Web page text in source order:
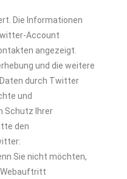
Die Informationen
Account
angezeigt.
und die weitere
durch Twitter
und
Schutz Ihrer
den
Sie nicht möchten,